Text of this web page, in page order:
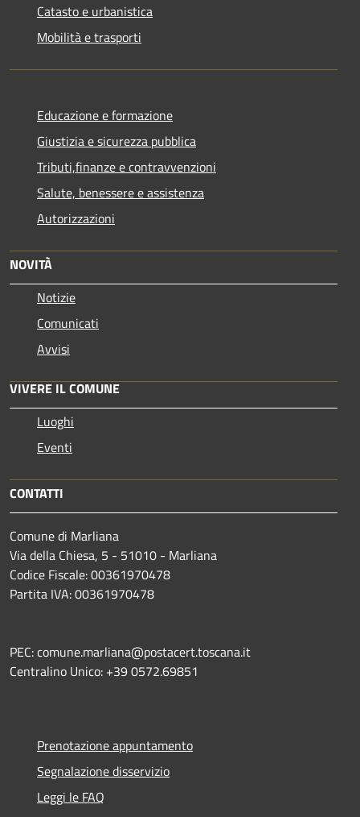
Catasto e urbanistica
Mobilità e trasporti
Educazione e formazione
Giustizia e sicurezza pubblica
Tributi,finanze e contravvenzioni
Salute, benessere e assistenza
Autorizzazioni
NOVITÀ
Notizie
Comunicati
Avvisi
VIVERE IL COMUNE
Luoghi
Eventi
CONTATTI
Comune di Marliana
Via della Chiesa, 5 - 51010 - Marliana
Codice Fiscale: 00361970478
Partita IVA: 00361970478
PEC: comune.marliana@postacert.toscana.it
Centralino Unico: +39 0572.69851
Prenotazione appuntamento
Segnalazione disservizio
Leggi le FAQ